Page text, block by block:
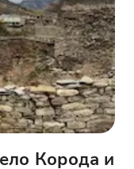
Корода и